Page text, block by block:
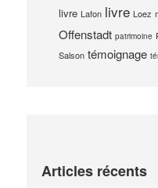
livre Lafon livre Loez
Offenstadt patrimoine
Salson témoignage
Articles récents